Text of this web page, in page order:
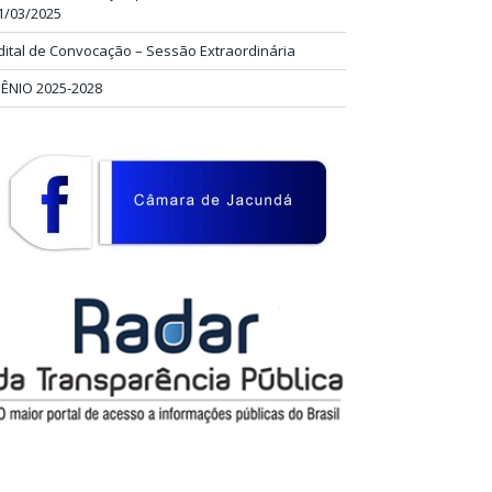
03/2025
de Convocação – Sessão Extraordinária
2025-2028